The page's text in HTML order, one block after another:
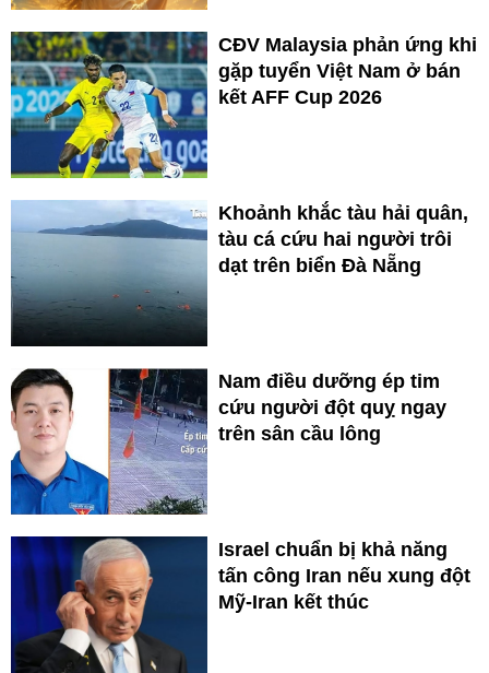
CĐV Malaysia phản ứng khi
gặp tuyển Việt Nam ở bán
kết AFF Cup 2026
Khoảnh khắc tàu hải quân,
tàu cá cứu hai người trôi
dạt trên biển Đà Nẵng
Nam điều dưỡng ép tim
cứu người đột quỵ ngay
trên sân cầu lông
Israel chuẩn bị khả năng
tấn công Iran nếu xung đột
Mỹ-Iran kết thúc